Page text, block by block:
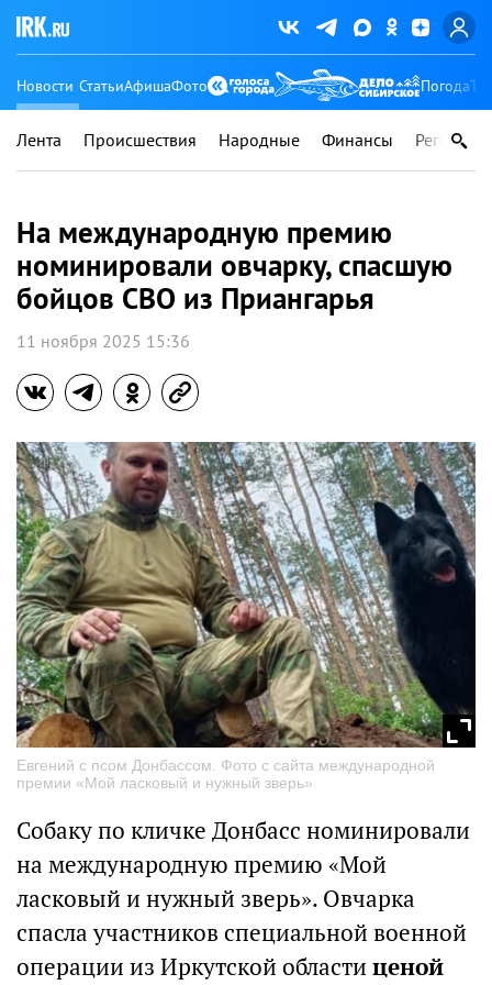
Новости СтатьиАфишаФото Погода
Лента Происшествия Народные Финансы Регионы
На международную премию
номинировали овчарку, спасшую
бойцов СВО из Приангарья
11 ноября 2025 15:36
Евгений с псом Донбассом. Фото с сайта международной
премии «Мой ласковый и нужный зверь»
Собаку по кличке Донбасс номинировали
на международную премию «Мой
ласковый и нужный зверь». Овчарка
спасла участников специальной военной
операции из Иркутской области ценой